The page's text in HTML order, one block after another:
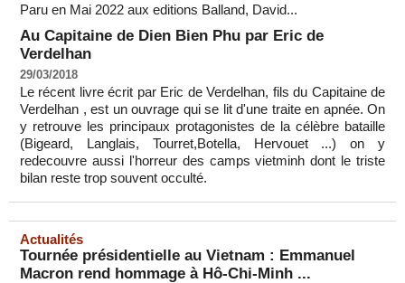
Paru en Mai 2022 aux editions Balland, David...
Au Capitaine de Dien Bien Phu par Eric de
Verdelhan
29/03/2018
Le récent livre écrit par Eric de Verdelhan, fils du Capitaine de
Verdelhan , est un ouvrage qui se lit d'une traite en apnée. On
y retrouve les principaux protagonistes de la célèbre bataille
(Bigeard, Langlais, Tourret,Botella, Hervouet ...) on y
redecouvre aussi l'horreur des camps vietminh dont le triste
bilan reste trop souvent occulté.
Actualités
Tournée présidentielle au Vietnam : Emmanuel
Macron rend hommage à Hô-Chi-Minh ...